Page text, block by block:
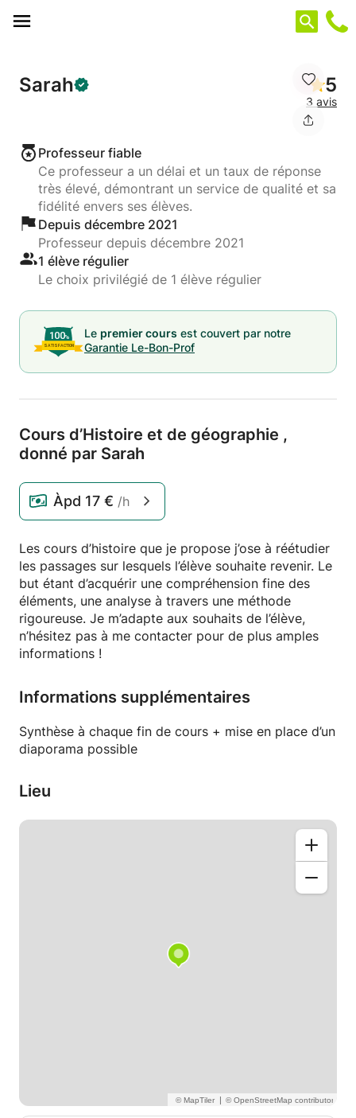
Sarah 5
3 avis
Professeur fiable
Ce professeur a un délai et un taux de réponse
très élevé, démontrant un service de qualité et sa
fidélité envers ses élèves.
Depuis décembre 2021
Professeur depuis décembre 2021
1 élève régulier
Le choix privilégié de 1 élève régulier
Le premier cours est couvert par notre
Garantie Le-Bon-Prof
Cours d’Histoire et de géographie ,
donné par Sarah
Àpd 17 € /h
Les cours d’histoire que je propose j’ose à réétudier
les passages sur lesquels l’élève souhaite revenir. Le
but étant d’acquérir une compréhension fine des
éléments, une analyse à travers une méthode
rigoureuse. Je m’adapte aux souhaits de l’élève,
n’hésitez pas à me contacter pour de plus amples
informations !
Informations supplémentaires
Synthèse à chaque fin de cours + mise en place d’un
diaporama possible
Lieu
|